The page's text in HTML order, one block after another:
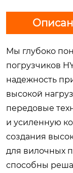
Мы глубоко
погрузчиков
надежность
высокой
передовые
и усиленную
создания
для вилочных
способны